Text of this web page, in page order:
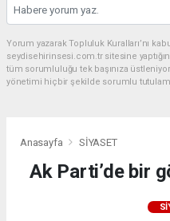
Yorum yazarak Topluluk Kuralları’nı
seydisehirinsesi.com.tr sitesine
tüm sorumluluğu tek başınıza
yönetimi hiçbir şekilde sorumlu
Anasayfa SİYASET
Ak Parti’de bir